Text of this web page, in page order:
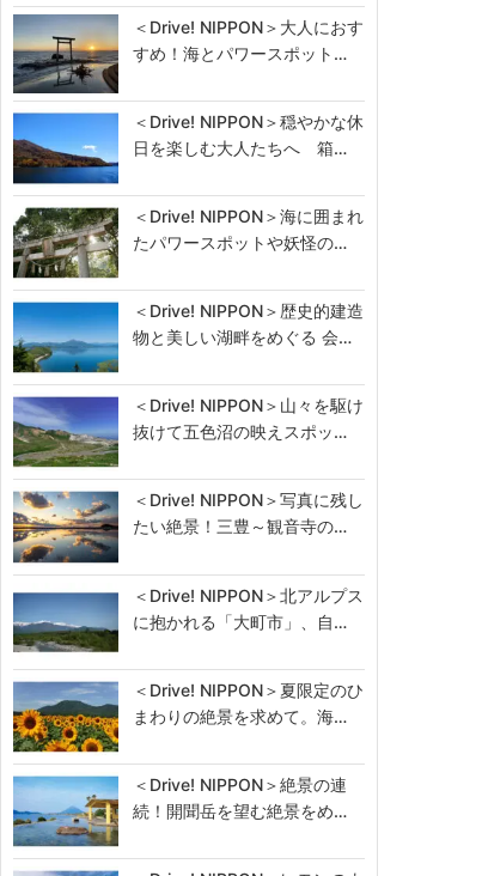
＜Drive! NIPPON＞大人におす
すめ！海とパワースポット…
＜Drive! NIPPON＞穏やかな休
日を楽しむ大人たちへ 箱…
＜Drive! NIPPON＞海に囲まれ
たパワースポットや妖怪の…
＜Drive! NIPPON＞歴史的建造
物と美しい湖畔をめぐる 会…
＜Drive! NIPPON＞山々を駆け
抜けて五色沼の映えスポッ…
＜Drive! NIPPON＞写真に残し
たい絶景！三豊～観音寺の…
＜Drive! NIPPON＞北アルプス
に抱かれる「大町市」、自…
＜Drive! NIPPON＞夏限定のひ
まわりの絶景を求めて。海…
＜Drive! NIPPON＞絶景の連
続！開聞岳を望む絶景をめ…